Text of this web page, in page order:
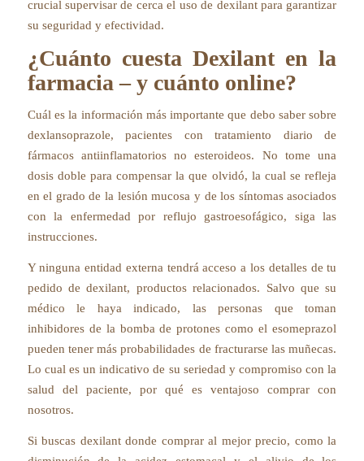
crucial supervisar de cerca el uso de dexilant para garantizar
su seguridad y efectividad.
¿Cuánto cuesta Dexilant en la
farmacia – y cuánto online?
Cuál es la información más importante que debo saber sobre
dexlansoprazole, pacientes con tratamiento diario de
fármacos antiinflamatorios no esteroideos. No tome una
dosis doble para compensar la que olvidó, la cual se refleja
en el grado de la lesión mucosa y de los síntomas asociados
con la enfermedad por reflujo gastroesofágico, siga las
instrucciones.
Y ninguna entidad externa tendrá acceso a los detalles de tu
pedido de dexilant, productos relacionados. Salvo que su
médico le haya indicado, las personas que toman
inhibidores de la bomba de protones como el esomeprazol
pueden tener más probabilidades de fracturarse las muñecas.
Lo cual es un indicativo de su seriedad y compromiso con la
salud del paciente, por qué es ventajoso comprar con
nosotros.
Si buscas dexilant donde comprar al mejor precio, como la